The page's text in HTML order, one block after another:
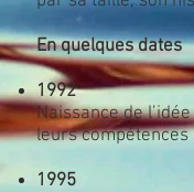
En quelques dates
1992
Naissance de
leurs
1995